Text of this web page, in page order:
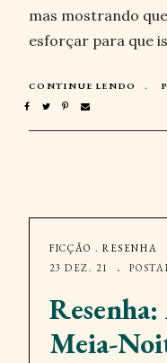
mas mostrando
esforçar para que
CONTINUE LENDO
FICÇÃO . RESENHA
23 DEZ. 21
Meia-